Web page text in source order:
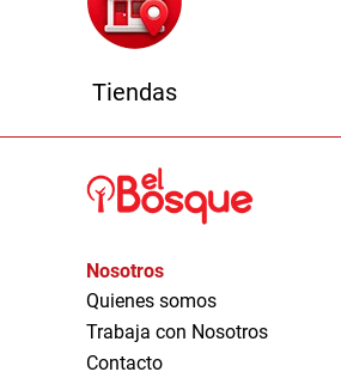
Tiendas
Nosotros
Quienes somos
Trabaja con Nosotros
Contacto